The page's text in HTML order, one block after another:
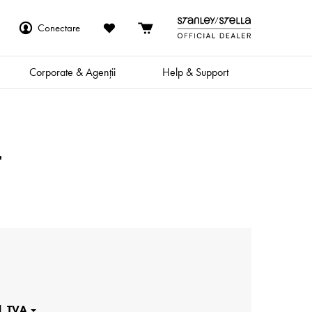
Conectare
Corporate & Agenții Help & Support